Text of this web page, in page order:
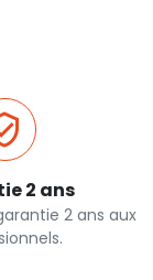
2 ans
2 ans aux